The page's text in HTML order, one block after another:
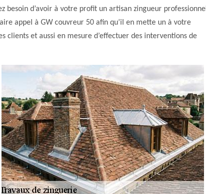
besoin d’avoir à votre profit un artisan zingueur professionnel
appel à GW couvreur 50 afin qu’il en mette un à votre
clients et aussi en mesure d’effectuer des interventions de